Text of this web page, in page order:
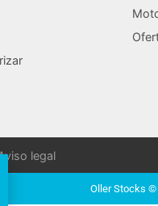
legal
Oller Stocks ©